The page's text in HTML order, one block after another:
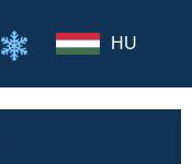
HU